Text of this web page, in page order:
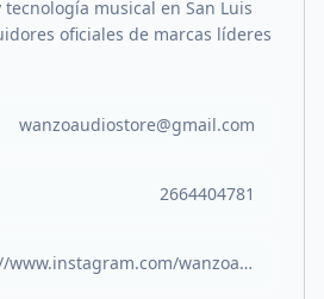
musical en San Luis
oficiales de marcas líderes
wanzoaudiostore@gmail.com
2664404781
https://www.instagram.com/wanzoaudiostore/